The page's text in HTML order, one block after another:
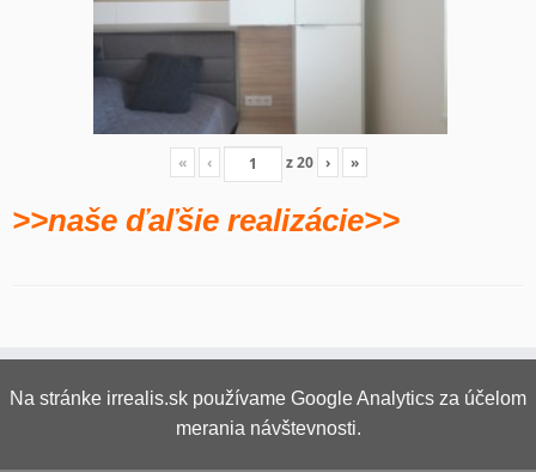
« ‹ z20 › »
>>naše ďaľšie realizácie>>
Na stránke irrealis.sk používame Google Analytics za účelom
merania návštevnosti.